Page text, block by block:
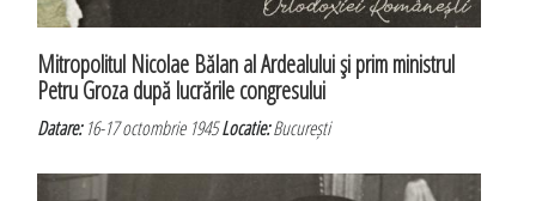
Mitropolitul Nicolae Bălan al Ardealului şi prim ministrul
Petru Groza după lucrările congresului
Datare:16-17 octombrie 1945Locatie:București